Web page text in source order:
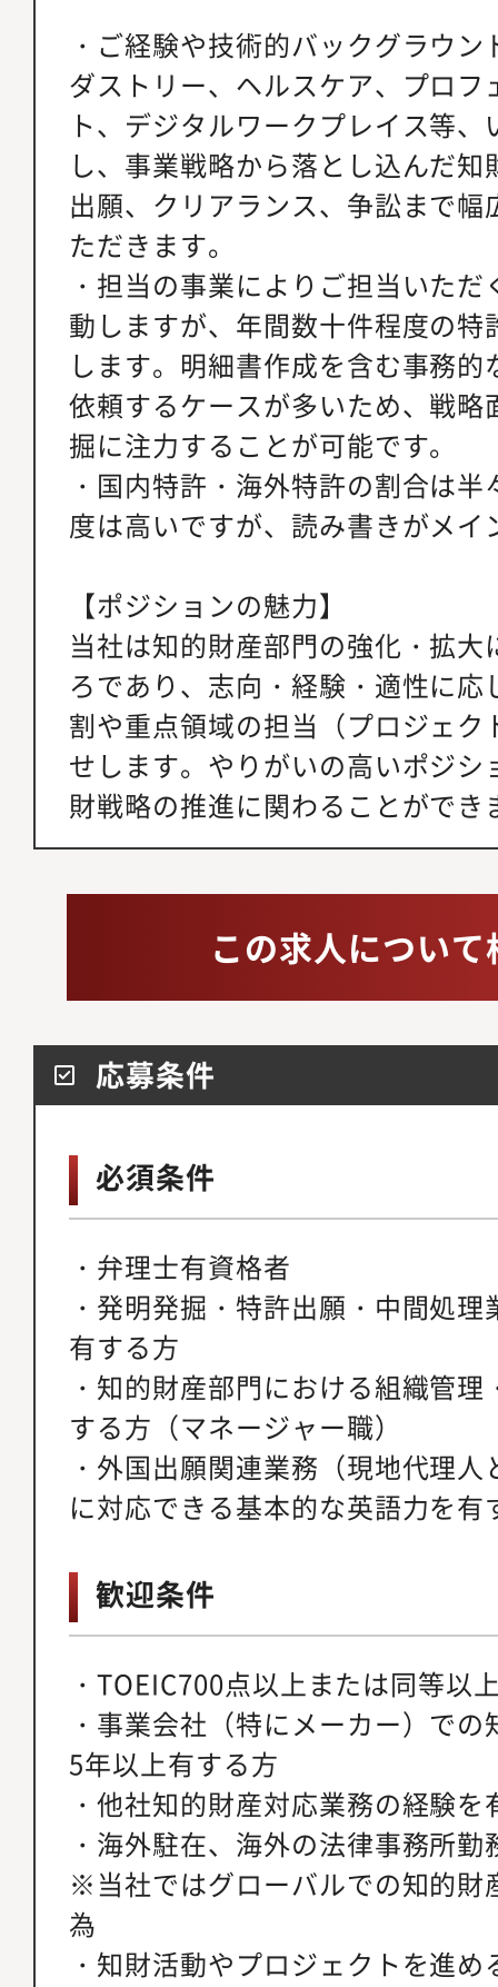
・ご経験や技術的バックグラウ
ダストリー、ヘルスケア、プロ
ト、デジタルワークプレイス等
し、事業戦略から落とし込んだ
出願、クリアランス、争訟まで
ただきます。
・担当の事業によりご担当いた
動しますが、年間数十件程度の
します。明細書作成を含む事務
依頼するケースが多いため、戦
掘に注力することが可能です。
・国内特許・海外特許の割合は
度は高いですが、読み書きがメイ
【ポジションの魅力】
当社は知的財産部門の強化・拡
ろであり、志向・経験・適性に
割や重点領域の担当（プロジェ
せします。やりがいの高いポジ
財戦略の推進に関わることができ
この求人につい
応募条件
必須条件
・弁理士有資格者
・発明発掘・特許出願・中間処
有する方
・知的財産部門における組織管
する方（マネージャー職）
・外国出願関連業務（現地代理
に対応できる基本的な英語力を有
歓迎条件
・TOEIC700点以上または同等以
・事業会社（特にメーカー）で
5年以上有する方
・他社知的財産対応業務の経験を
・海外駐在、海外の法律事務所
※当社ではグローバルでの知的財
為
・知財活動やプロジェクトを進